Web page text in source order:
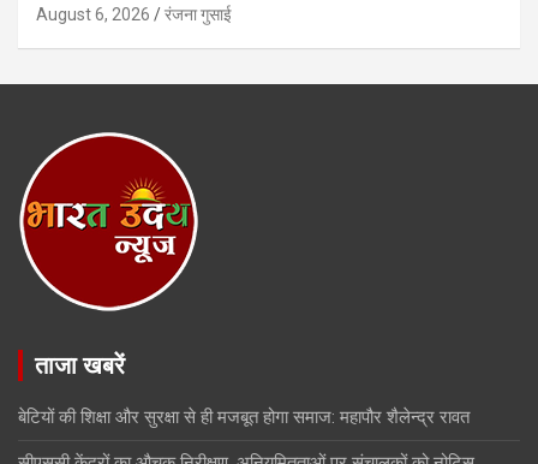
August 6, 2026 रंजना गुसाई
ताजा खबरें
बेटियों की शिक्षा और सुरक्षा से ही मजबूत होगा समाज: महापौर शैलेन्द्र रावत